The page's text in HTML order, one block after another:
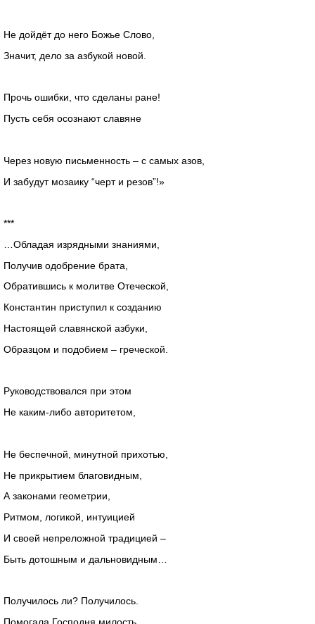
Не дойдёт до него Божье Слово,
Значит, дело за азбукой новой.
Прочь ошибки, что сделаны ране!
Пусть себя осознают славяне
Через новую письменность – с самых азов,
И забудут мозаику “черт и резов”!»
***
…Обладая изрядными знаниями,
Получив одобрение брата,
Обратившись к молитве Отеческой,
Константин приступил к созданию
Настоящей славянской азбуки,
Образцом и подобием – греческой.
Руководствовался при этом
Не каким-либо авторитетом,
Не беспечной, минутной прихотью,
Не прикрытием благовидным,
А законами геометрии,
Ритмом, логикой, интуицией
И своей непреложной традицией –
Быть дотошным и дальновидным…
Получилось ли? Получилось.